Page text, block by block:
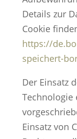
Details zur
Cookie
https://
speichert-
Der Einsatz
Technologie
Einsatz von